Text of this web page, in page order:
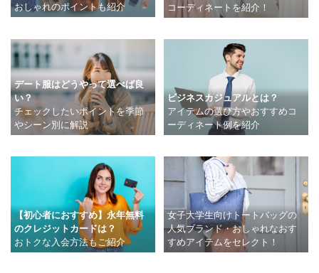
おしゃれのポイントも紹介
コーディネートを紹介！
デート服はどうやって選べば良
い？
チェックしたいポイントを季節
やシーン別に解説
ビジネスカジュアルとは？
アイテムの選び方やおすすめコ
ーディネート例を紹介
【初心者におすすめ】永年無料
のクレジットカードは？
おトクな入会方法もご紹介
女子大学生向けトートバッグの
人気ブランド・おしゃれなおす
すめアイテムをセレクト！